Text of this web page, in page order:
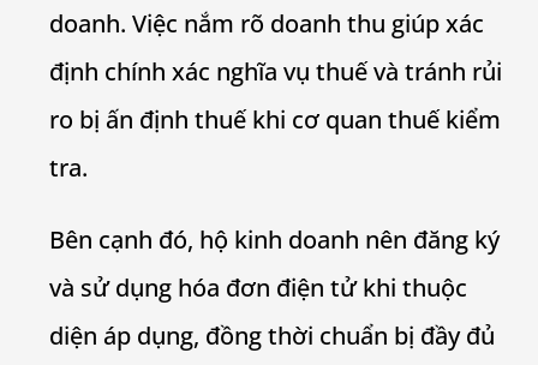
doanh. Việc nắm rõ doanh thu giúp xác
định chính xác nghĩa vụ thuế và tránh rủi
ro bị ấn định thuế khi cơ quan thuế kiểm
tra.
Bên cạnh đó, hộ kinh doanh nên đăng ký
và sử dụng hóa đơn điện tử khi thuộc
diện áp dụng, đồng thời chuẩn bị đầy đủ